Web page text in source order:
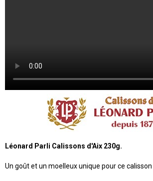
Léonard Parli Calissons d'Aix 230g.
Un goût et un moelleux unique pour ce calisson